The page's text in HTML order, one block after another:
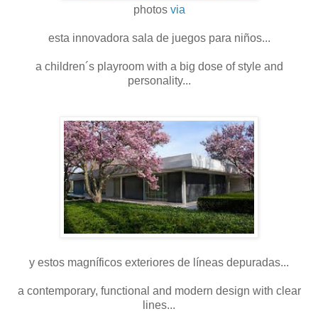
photos via
esta innovadora sala de juegos para niños...
a children´s playroom with a big dose of style and
personality...
y estos magníficos exteriores de líneas depuradas...
a contemporary, functional and modern design with clear
lines...